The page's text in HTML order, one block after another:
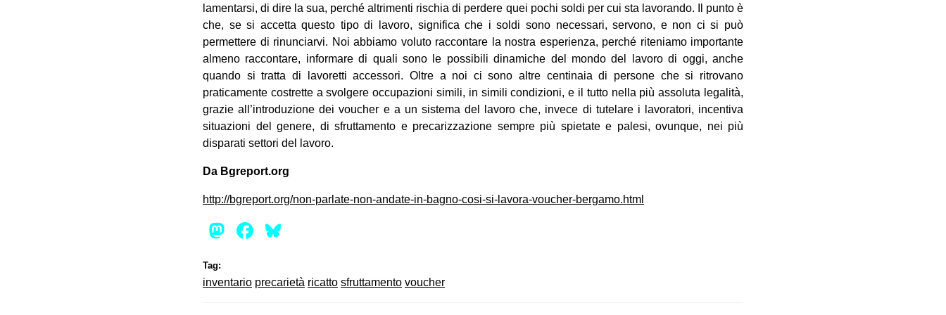
lamentarsi, di dire la sua, perché altrimenti rischia di perdere quei pochi soldi per cui sta lavorando. Il punto è
che, se si accetta questo tipo di lavoro, significa che i soldi sono necessari, servono, e non ci si può
permettere di rinunciarvi. Noi abbiamo voluto raccontare la nostra esperienza, perché riteniamo importante
almeno raccontare, informare di quali sono le possibili dinamiche del mondo del lavoro di oggi, anche
quando si tratta di lavoretti accessori. Oltre a noi ci sono altre centinaia di persone che si ritrovano
praticamente costrette a svolgere occupazioni simili, in simili condizioni, e il tutto nella più assoluta legalità,
grazie all’introduzione dei voucher e a un sistema del lavoro che, invece di tutelare i lavoratori, incentiva
situazioni del genere, di sfruttamento e precarizzazione sempre più spietate e palesi, ovunque, nei più
disparati settori del lavoro.
Da Bgreport.org
http://bgreport.org/non-parlate-non-andate-in-bagno-cosi-si-lavora-voucher-bergamo.html
Mastodon
Facebook
Tag:
inventario precarietà ricatto sfruttamento voucher